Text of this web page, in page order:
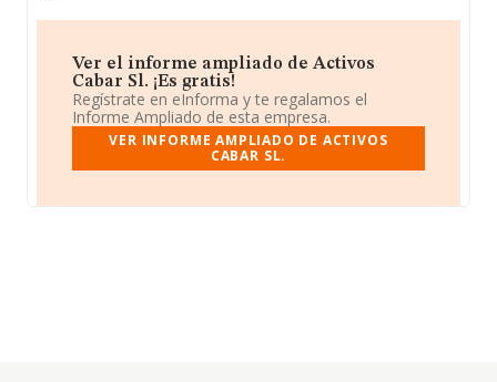
Ver el informe ampliado de Activos
Cabar Sl. ¡Es gratis!
Regístrate en eInforma y te regalamos el
Informe Ampliado de esta empresa.
VER INFORME AMPLIADO DE ACTIVOS
CABAR SL.